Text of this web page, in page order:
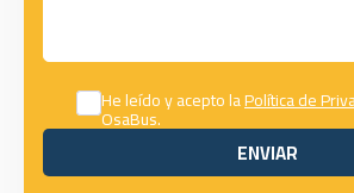
He leído y acepto laPolítica de
OsaBus.
ENVIAR
ENVIAR